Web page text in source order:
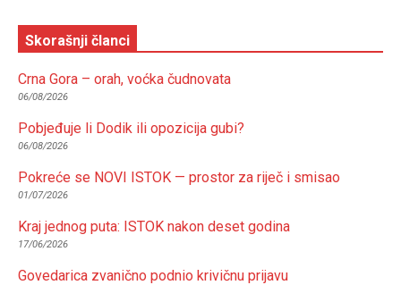
Skorašnji članci
Crna Gora – orah, voćka čudnovata
06/08/2026
Pobjeđuje li Dodik ili opozicija gubi?
06/08/2026
Pokreće se NOVI ISTOK — prostor za riječ i smisao
01/07/2026
Kraj jednog puta: ISTOK nakon deset godina
17/06/2026
Govedarica zvanično podnio krivičnu prijavu